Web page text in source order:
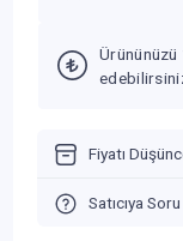
Fiyatı
Satıcıya